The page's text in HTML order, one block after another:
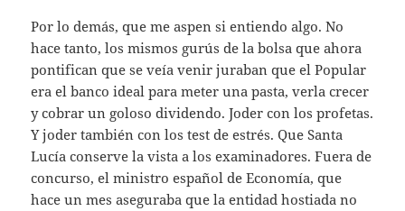
Por lo demás, que me aspen si entiendo algo. No
hace tanto, los mismos gurús de la bolsa que ahora
pontifican que se veía venir juraban que el Popular
era el banco ideal para meter una pasta, verla crecer
y cobrar un goloso dividendo. Joder con los profetas.
Y joder también con los test de estrés. Que Santa
Lucía conserve la vista a los examinadores. Fuera de
concurso, el ministro español de Economía, que
hace un mes aseguraba que la entidad hostiada no